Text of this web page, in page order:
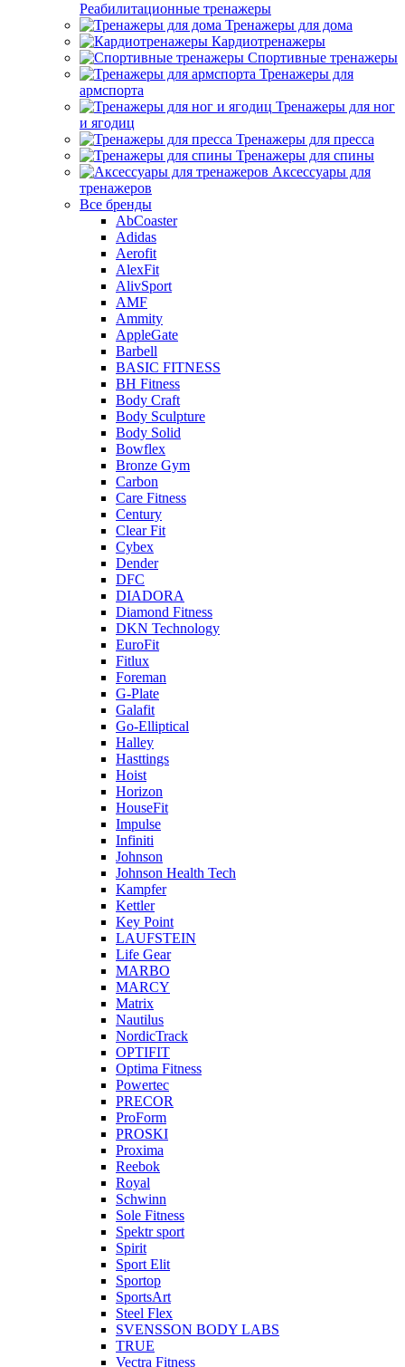
Реабилитационные тренажеры
Тренажеры для дома
Кардиотренажеры
Спортивные тренажеры
Тренажеры для
армспорта
Тренажеры для ног
и ягодиц
Тренажеры для пресса
Тренажеры для спины
Аксессуары для
тренажеров
Все бренды
AbCoaster
Adidas
Aerofit
AlexFit
AlivSport
AMF
Ammity
AppleGate
Barbell
BASIC FITNESS
BH Fitness
Body Craft
Body Sculpture
Body Solid
Bowflex
Bronze Gym
Carbon
Care Fitness
Century
Clear Fit
Cybex
Dender
DFC
DIADORA
Diamond Fitness
DKN Technology
EuroFit
Fitlux
Foreman
G-Plate
Galafit
Go-Elliptical
Halley
Hasttings
Hoist
Horizon
HouseFit
Impulse
Infiniti
Johnson
Johnson Health Tech
Kampfer
Kettler
Key Point
LAUFSTEIN
Life Gear
MARBO
MARCY
Matrix
Nautilus
NordicTrack
OPTIFIT
Optima Fitness
Powertec
PRECOR
ProForm
PROSKI
Proxima
Reebok
Royal
Schwinn
Sole Fitness
Spektr sport
Spirit
Sport Elit
Sportop
SportsArt
Steel Flex
SVENSSON BODY LABS
TRUE
Vectra Fitness